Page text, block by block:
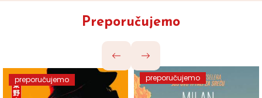
Preporučujemo
preporučujemo preporučujemo